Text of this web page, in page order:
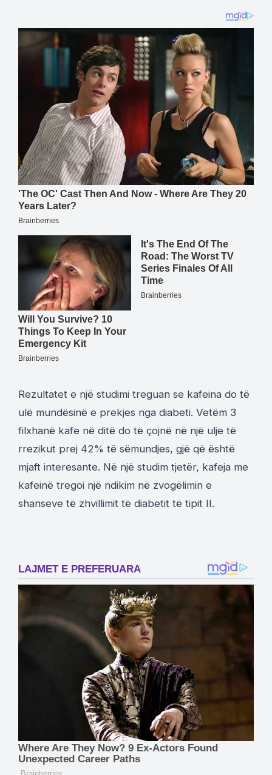
Rezultatet e një studimi treguan se kafeina do të
ulë mundësinë e prekjes nga diabeti. Vetëm 3
filxhanë kafe në ditë do të çojnë në një ulje të
rrezikut prej 42% të sëmundjes, gjë që është
mjaft interesante. Në një studim tjetër, kafeja me
kafeinë tregoi një ndikim në zvogëlimin e
shanseve të zhvillimit të diabetit të tipit II.